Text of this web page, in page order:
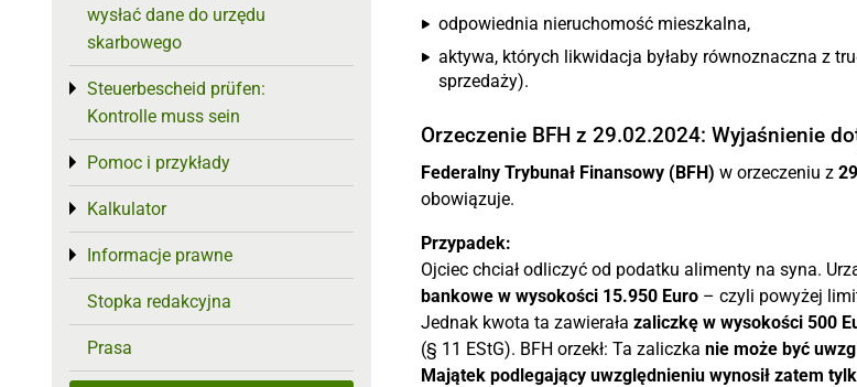
odpowiednia nieruchomość mieszkalna,
aktywa, których likwidacja byłaby równoznaczna z
sprzedaży).
Orzeczenie BFH z 29.02.2024: Wyjaśnienie
Federalny Trybunał Finansowy (BFH) w orzeczeniu z
obowiązuje.
Przypadek:
Ojciec chciał odliczyć od podatku alimenty na syna.
bankowe w wysokości 15.950 Euro – czyli powyżej
Jednak kwota ta zawierała zaliczkę w wysokości 500
(§ 11 EStG). BFH orzekł: Ta zaliczka nie może być
Majątek podlegający uwzględnieniu wynosił zatem
wysłać dane do urzędu
skarbowego
Steuerbescheid prüfen:
Kontrolle muss sein
Toggle menu
Pomoc i przykłady
Toggle menu
Kalkulator
Toggle menu
Informacje prawne
Toggle menu
Stopka redakcyjna
Prasa